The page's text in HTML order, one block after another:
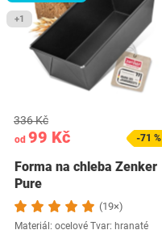
+1
od 99 Kč
336 Kč
-71 %
Forma na chleba Zenker
Pure
(19×)
Materiál: ocelové Tvar: hranaté